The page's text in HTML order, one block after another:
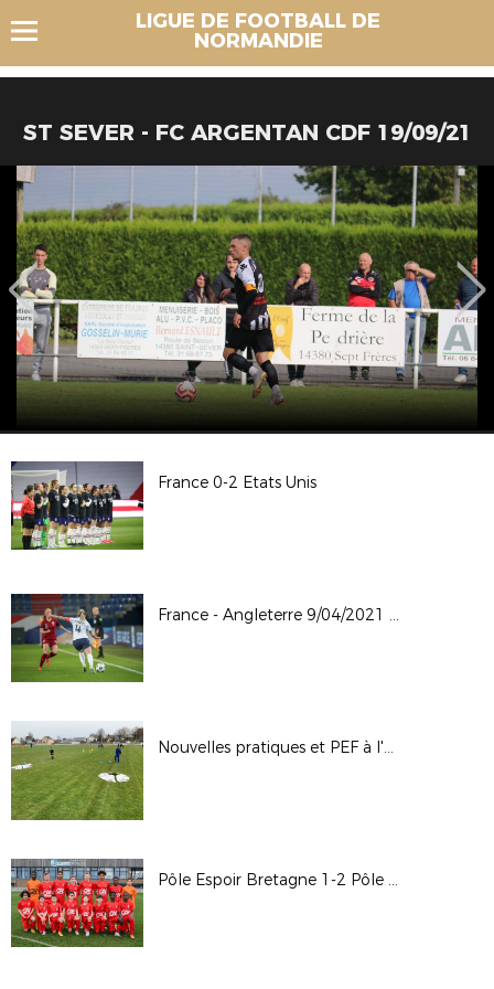
LIGUE DE FOOTBALL DE
NORMANDIE
ST SEVER - FC ARGENTAN CDF 19/09/21
France 0-2 Etats Unis
France - Angleterre 9/04/2021 Caen
Nouvelles pratiques et PEF à l'AS Tourlaville
Pôle Espoir Bretagne 1-2 Pôle Espoir Normandie